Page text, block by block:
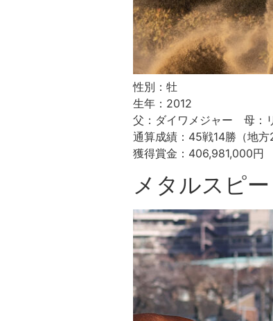
性別：牡
生年：2012
父：ダイワメジャー 母：
通算成績：45戦14勝（地方
獲得賞金：406,981,000円
メタルスピー